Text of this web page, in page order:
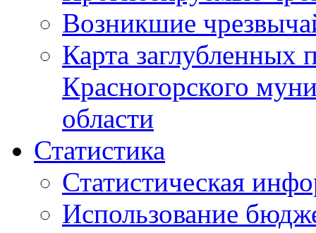
Возникшие
Карта
Красногорского
области
Статистика
Статистическая
Использование